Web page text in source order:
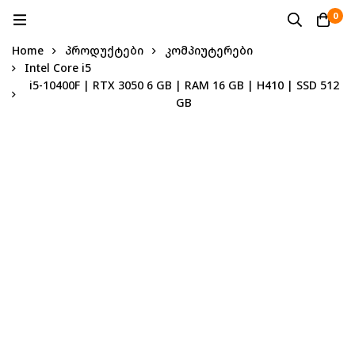
0
Home პროდუქტები
კომპიუტერები
Intel Core i5
i5-10400F | RTX 3050 6 GB | RAM 16 GB | H410 | SSD 512
GB